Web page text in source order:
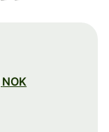
NOK إلى USD